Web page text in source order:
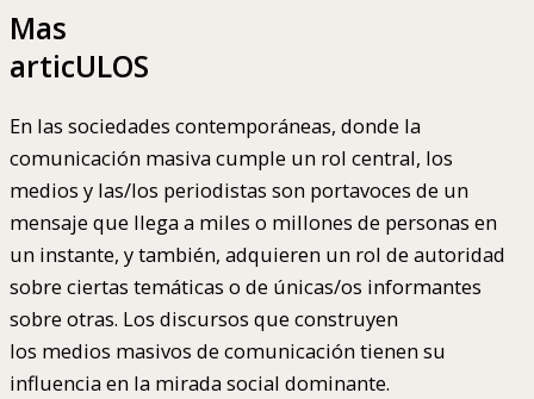
Mas
articULOS
En las sociedades contemporáneas, donde la
comunicación masiva cumple un rol central, los
medios y las/los periodistas son portavoces de un
mensaje que llega a miles o millones de personas en
un instante, y también, adquieren un rol de autoridad
sobre ciertas temáticas o de únicas/os informantes
sobre otras. Los discursos que construyen
los medios masivos de comunicación tienen su
influencia en la mirada social dominante.